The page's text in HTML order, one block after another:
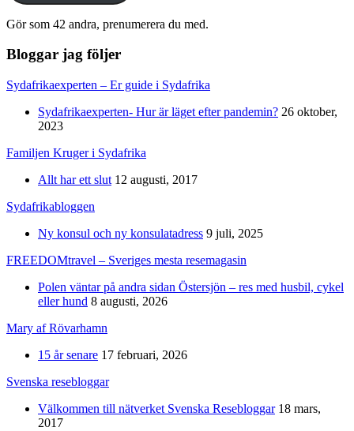
Gör som 42 andra, prenumerera du med.
Bloggar jag följer
Sydafrikaexperten – Er guide i Sydafrika
Sydafrikaexperten- Hur är läget efter pandemin? 26 oktober,
2023
Familjen Kruger i Sydafrika
Allt har ett slut 12 augusti, 2017
Sydafrikabloggen
Ny konsul och ny konsulatadress 9 juli, 2025
FREEDOMtravel – Sveriges mesta resemagasin
Polen väntar på andra sidan Östersjön – res med husbil, cykel
eller hund 8 augusti, 2026
Mary af Rövarhamn
15 år senare 17 februari, 2026
Svenska resebloggar
Välkommen till nätverket Svenska Resebloggar 18 mars,
2017